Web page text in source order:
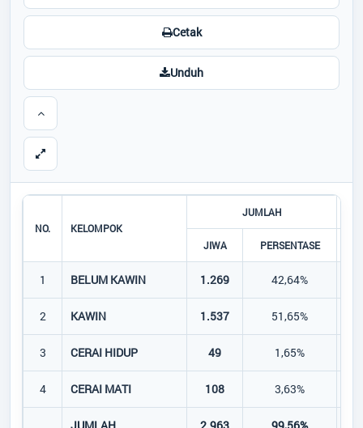
Cetak
Unduh
NO. KELOMPOK
JUMLAH
JIWA PERSENTASE
1 BELUM KAWIN 1.269 42,64%
2 KAWIN 1.537 51,65%
3 CERAI HIDUP 49 1,65%
4 CERAI MATI 108 3,63%